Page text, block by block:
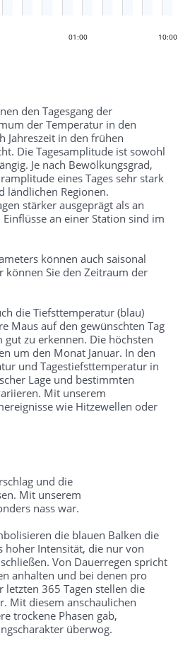
04:00
01:00 10:00
den Tagesgang der
der Temperatur in den
Jahreszeit in den frühen
Die Tagesamplitude ist sowohl
Je nach Bewölkungsgrad,
eines Tages sehr stark
ländlichen Regionen.
stärker ausgeprägt als an
an einer Station sind im
können auch saisonal
Sie den Zeitraum der
die Tiefsttemperatur (blau)
Maus auf den gewünschten Tag
zu erkennen. Die höchsten
um den Monat Januar. In den
und Tagestiefsttemperatur in
Lage und bestimmten
Mit unserem
wie Hitzewellen oder
und die
Mit unserem
nass war.
die blauen Balken die
hoher Intensität, die nur von
Von Dauerregen spricht
anhalten und bei denen pro
365 Tagen stellen die
Mit diesem anschaulichen
trockene Phasen gab,
überwog.